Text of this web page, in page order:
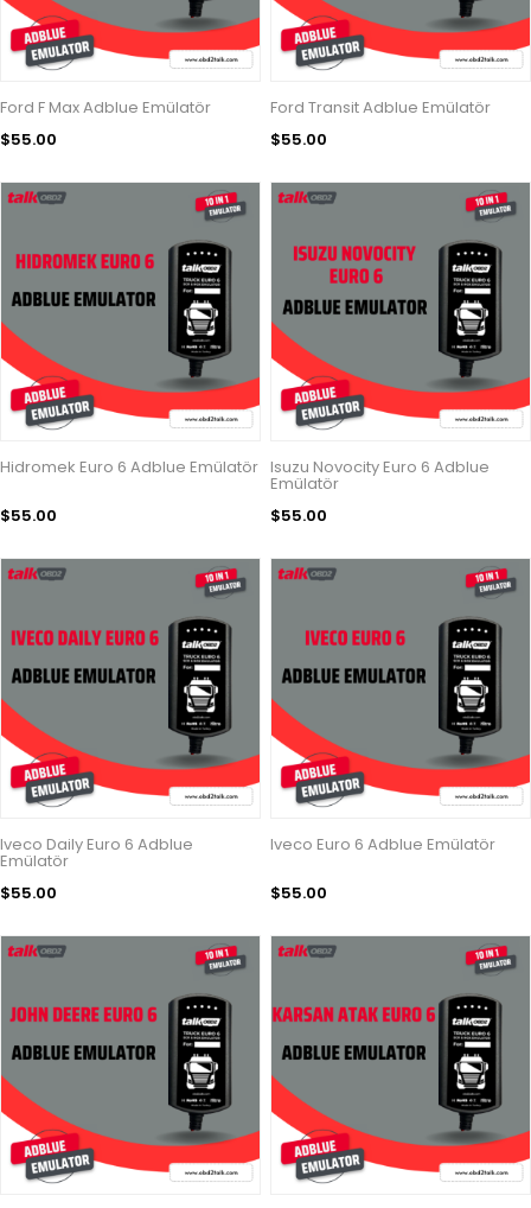
Ford F Max Adblue Emülatör
$55.00
Ford Transit Adblue Emülatör
$55.00
Hidromek Euro 6 Adblue Emülatör
$55.00
Isuzu Novocity Euro 6 Adblue
Emülatör
$55.00
Iveco Daily Euro 6 Adblue
Emülatör
$55.00
Iveco Euro 6 Adblue Emülatör
$55.00